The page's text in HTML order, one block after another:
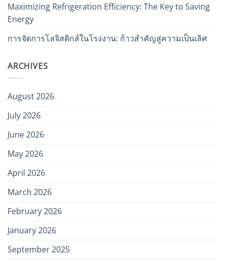
Maximizing Refrigeration Efficiency: The Key to Saving
Energy
การจัดการโลจิสติกส์ในโรงงาน: ก้าวสำคัญสู่ความเป็นเลิศ
ARCHIVES
August 2026
July 2026
June 2026
May 2026
April 2026
March 2026
February 2026
January 2026
September 2025